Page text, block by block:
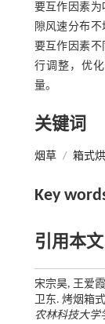
要互作因素为
隙风速分布
要互作因素
行调整，优
量。
关键词
烟草 / 箱式
Key
引用本文
宋宗昊, 王爱
卫东. 烤烟箱
农林科技大学